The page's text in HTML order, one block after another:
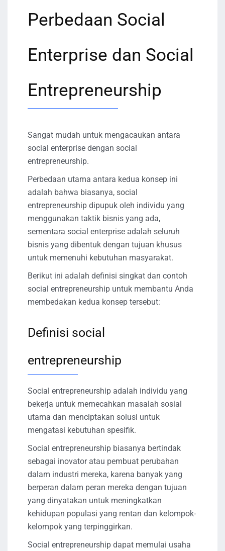
Perbedaan Social
Enterprise dan Social
Entrepreneurship
Sangat mudah untuk mengacaukan antara
social enterprise dengan social
entrepreneurship.
Perbedaan utama antara kedua konsep ini
adalah bahwa biasanya, social
entrepreneurship dipupuk oleh individu yang
menggunakan taktik bisnis yang ada,
sementara social enterprise adalah seluruh
bisnis yang dibentuk dengan tujuan khusus
untuk memenuhi kebutuhan masyarakat.
Berikut ini adalah definisi singkat dan contoh
social entrepreneurship untuk membantu Anda
membedakan kedua konsep tersebut:
Definisi social
entrepreneurship
Social entrepreneurship adalah individu yang
bekerja untuk memecahkan masalah sosial
utama dan menciptakan solusi untuk
mengatasi kebutuhan spesifik.
Social entrepreneurship biasanya bertindak
sebagai inovator atau pembuat perubahan
dalam industri mereka, karena banyak yang
berperan dalam peran mereka dengan tujuan
yang dinyatakan untuk meningkatkan
kehidupan populasi yang rentan dan kelompok-
kelompok yang terpinggirkan.
Social entrepreneurship dapat memulai usaha